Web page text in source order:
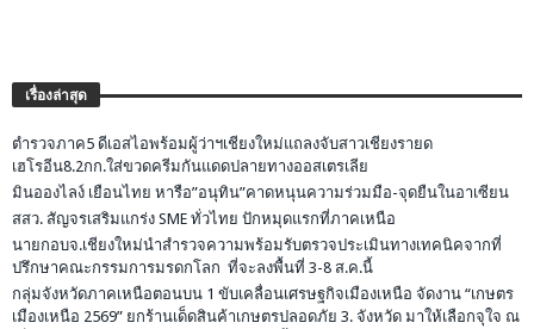
เรื่องล่าสุด
ตำรวจภาค5 ดีเอสไอพร้อมผู้ว่าฯเชียงใหม่แถลงจับสาวเชียงรายด
เฮโรอีน8.2กก.ใส่ขวดครีมกันแดดปลายทางออสเตรเลีย
มินอองไลง์ เยือนไทย หารือ”อนุทิน”คาดหนุนความร่วมมือ-จุดยืนในอาเซียน
สสว. สัญจรเสริมแกร่ง SME ทั่วไทย ปักหมุดแรกที่ภาคเหนือ
นายกอบจ.เชียงใหม่นำสำรวจความพร้อมรับตรวจประเมินทางเทคนิคจากที่
ปรึกษาคณะกรรมการมรดกโลก ที่จะลงพื้นที่ 3-8 ส.ค.นี้
กลุ่มจังหวัดภาคเหนือตอนบน 1 ขับเคลื่อนเศรษฐกิจเมืองเหนือ จัดงาน “เกษตร
เมืองเหนือ 2569” ยกร้านเด็ดสินค้าเกษตรปลอดภัย 3. จังหวัด มาให้เลือกจุใจ ณ